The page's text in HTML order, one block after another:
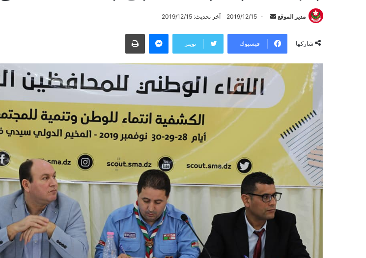
مدير الموقع
س
ب
ن
ي
ا
2019/12/15 آخر تحديث: 2019/12/15
شاركها فيسبوك تويتر